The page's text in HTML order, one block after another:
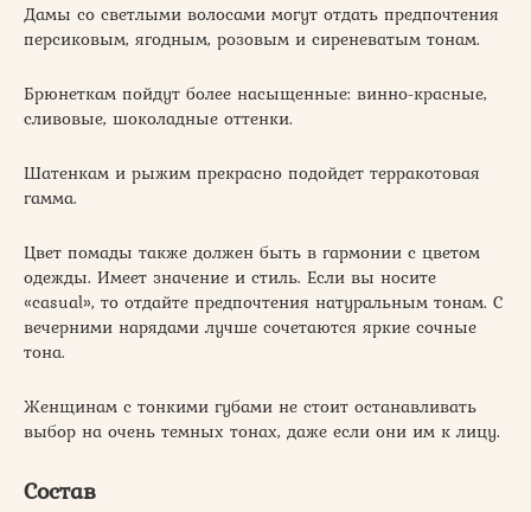
Дамы со светлыми волосами могут отдать предпочтения
персиковым, ягодным, розовым и сиреневатым тонам.
Брюнеткам пойдут более насыщенные: винно-красные,
сливовые, шоколадные оттенки.
Шатенкам и рыжим прекрасно подойдет терракотовая
гамма.
Цвет помады также должен быть в гармонии с цветом
одежды. Имеет значение и стиль. Если вы носите
«casual», то отдайте предпочтения натуральным тонам. С
вечерними нарядами лучше сочетаются яркие сочные
тона.
Женщинам с тонкими губами не стоит останавливать
выбор на очень темных тонах, даже если они им к лицу.
Состав